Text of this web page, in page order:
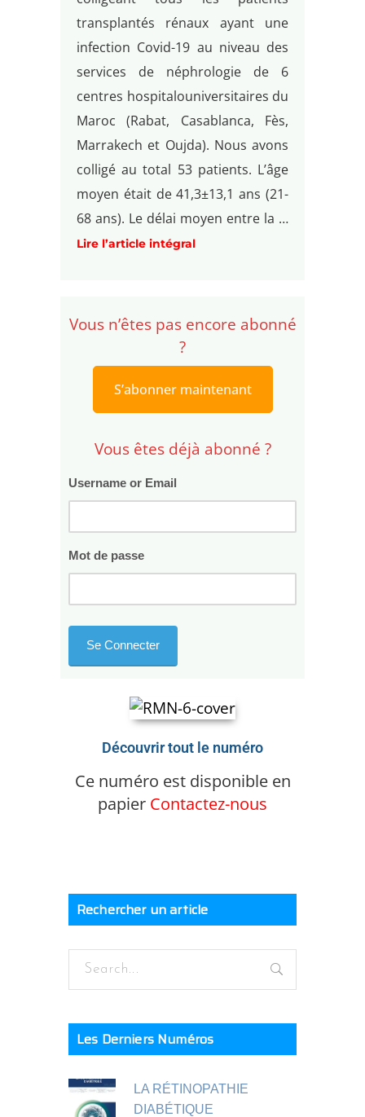
transplantés rénaux ayant une
infection Covid-19 au niveau des
services de néphrologie de 6
centres hospitalouniversitaires du
Maroc (Rabat, Casablanca, Fès,
Marrakech et Oujda). Nous avons
colligé au total 53 patients. L’âge
moyen était de 41,3±13,1 ans (21-
68 ans). Le délai moyen entre la …
Lire l’article intégral
Vous n’êtes pas encore abonné
?
S’abonner maintenant
Vous êtes déjà abonné ?
Username or Email
Mot de passe
Découvrir tout le numéro
Ce numéro est disponible en
papier Contactez-nous
Rechercher un article
Les Derniers Numéros
LA RÉTINOPATHIE
DIABÉTIQUE